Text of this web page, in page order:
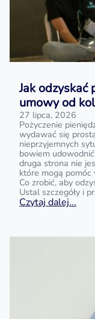
Jak odzyskać
umowy od
27 lipca, 2026
Pożyczenie
wydawać się
nieprzyjemnych
bowiem
druga strona nie
które mogą pomóc
Co zrobić, aby
Ustal szczegóły i
Czytaj dalej...